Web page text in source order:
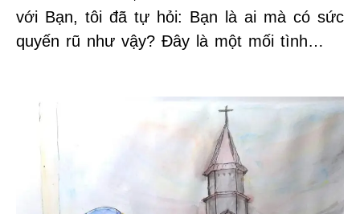
với Bạn, tôi đã tự hỏi: Bạn là ai mà có sức
quyến rũ như vậy? Đây là một mối tình…